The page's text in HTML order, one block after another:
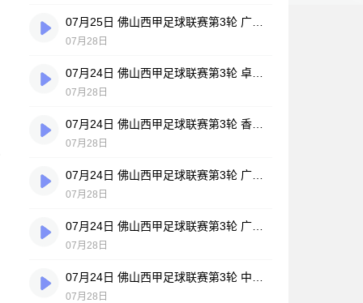
07月28日
07月28日
07月28日
07月28日
07月28日
07月28日